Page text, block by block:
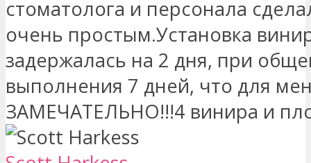
стоматолога и персонала
очень простым.Установка
задержалась на 2 дня, при
выполнения 7 дней, что для
ЗАМЕЧАТЕЛЬНО!!!4 винира и